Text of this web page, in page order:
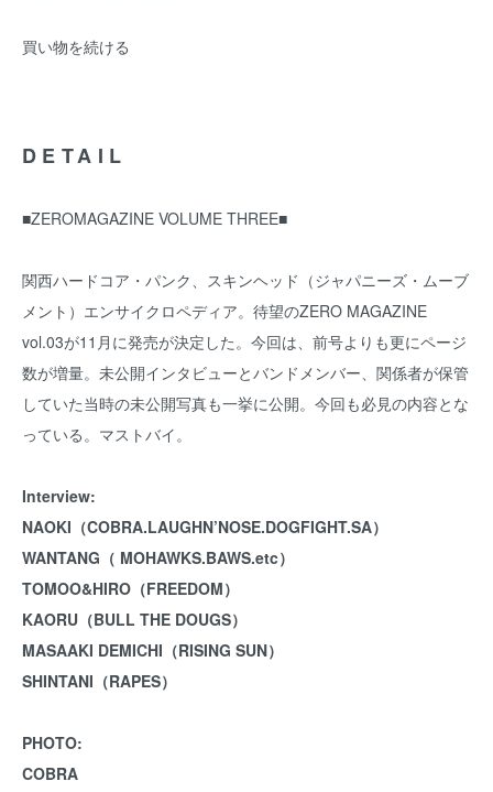
買い物を続ける
DETAIL
■ZEROMAGAZINE VOLUME THREE■
関西ハードコア・パンク、スキンヘッド（ジャパニーズ・ムーブ
メント）エンサイクロペディア。待望のZERO MAGAZINE
vol.03が11月に発売が決定した。今回は、前号よりも更にページ
数が増量。未公開インタビューとバンドメンバー、関係者が保管
していた当時の未公開写真も一挙に公開。今回も必見の内容とな
っている。マストバイ。
Interview:
NAOKI（COBRA.LAUGHN’NOSE.DOGFIGHT.SA）
WANTANG（ MOHAWKS.BAWS.etc）
TOMOO&HIRO（FREEDOM）
KAORU（BULL THE DOUGS）
MASAAKI DEMICHI（RISING SUN）
SHINTANI（RAPES）
PHOTO:
COBRA